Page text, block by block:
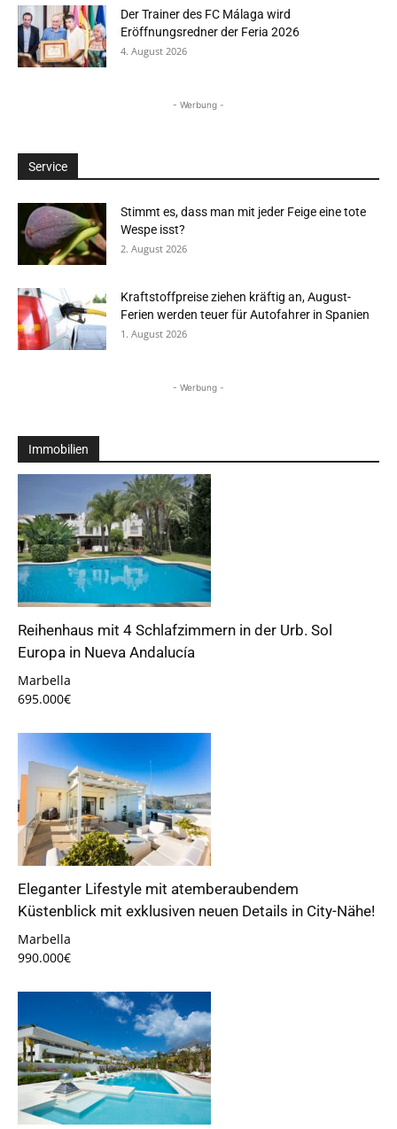
Der Trainer des FC Málaga wird
Eröffnungsredner der Feria 2026
4. August 2026
- Werbung -
Service
Stimmt es, dass man mit jeder Feige eine tote
Wespe isst?
2. August 2026
Kraftstoffpreise ziehen kräftig an, August-
Ferien werden teuer für Autofahrer in Spanien
1. August 2026
- Werbung -
Immobilien
Reihenhaus mit 4 Schlafzimmern in der Urb. Sol
Europa in Nueva Andalucía
Marbella
695.000€
Eleganter Lifestyle mit atemberaubendem
Küstenblick mit exklusiven neuen Details in City-Nähe!
Marbella
990.000€